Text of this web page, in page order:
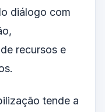
diálogo com
recursos e
tende a